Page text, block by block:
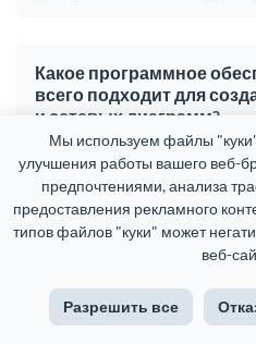
Мы используем файлы
улучшения работы вашего веб-
предпочтениями, анализа
предоставления рекламного
типов файлов "куки" может
веб-
Разрешить все
Какое программное
всего подходит для
и сетевых диаграмм?
Существуют ли какие-
блок-схем, которые я могу
использовать?